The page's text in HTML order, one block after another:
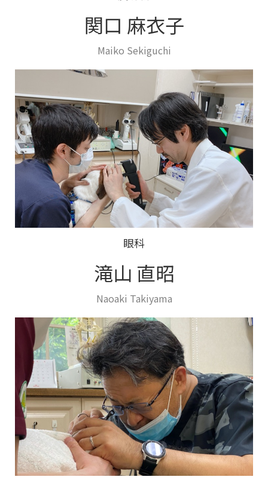
関口 麻衣子
Maiko Sekiguchi
眼科
滝山 直昭
Naoaki Takiyama